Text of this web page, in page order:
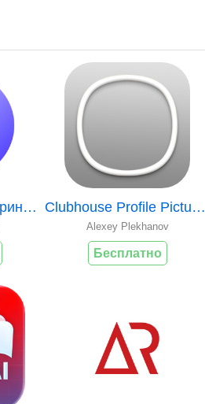
Glue - Длинный скриншот Clubhouse Profile Picture Ring
Alexey Plekhanov
Бесплатно